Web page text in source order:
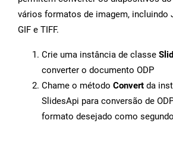
vários formatos de imagem, incluindo
GIF e TIFF.
Crie uma instância de classe
converter o documento ODP
Chame o método Convert da
SlidesApi para conversão de
formato desejado como